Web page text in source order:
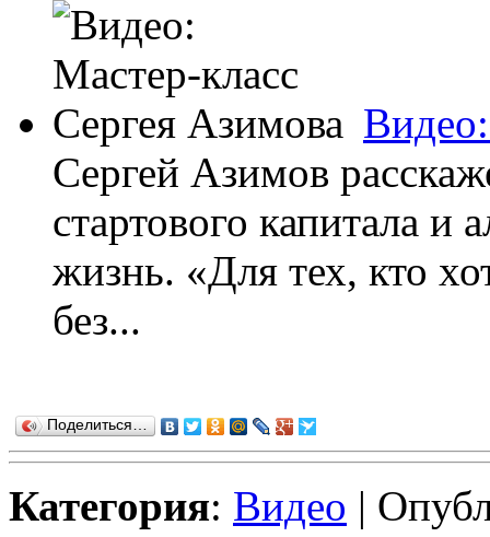
Сергей Азимов
стартового капитала и
жизнь. «Для тех, кто
без...
Поделиться…
Категория: Видео |